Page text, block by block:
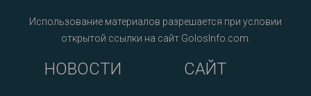
Использование материалов разрешается при условии
открытой ссылки на сайт GolosInfo.com.
НОВОСТИ САЙТ